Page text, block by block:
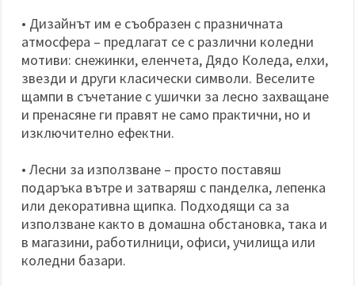
• Дизайнът им е съобразен с празничната
атмосфера – предлагат се с различни коледни
мотиви: снежинки, еленчета, Дядо Коледа, елхи,
звезди и други класически символи. Веселите
щампи в съчетание с ушички за лесно захващане
и пренасяне ги правят не само практични, но и
изключително ефектни.
• Лесни за използване – просто поставяш
подаръка вътре и затваряш с панделка, лепенка
или декоративна щипка. Подходящи са за
използване както в домашна обстановка, така и
в магазини, работилници, офиси, училища или
коледни базари.